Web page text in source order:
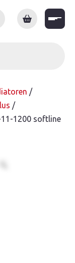
/
/
1200 softline